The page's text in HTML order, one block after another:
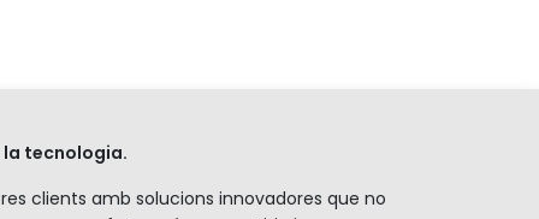
la tecnologia.
clients amb solucions innovadores que no